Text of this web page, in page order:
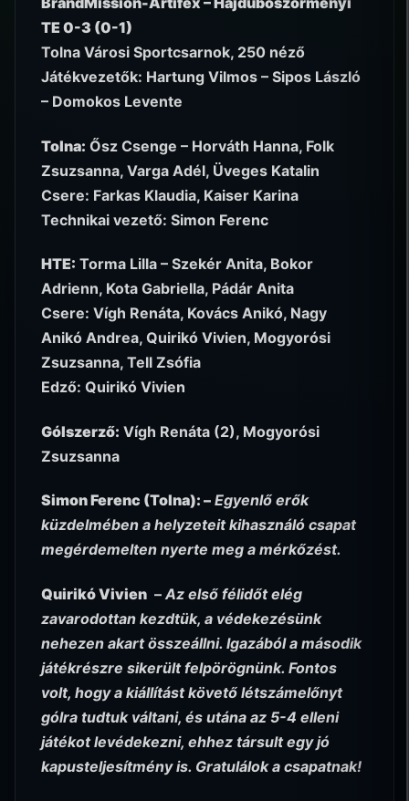
TE 0-3 (0-1)
Tolna Városi Sportcsarnok, 250 néző
Játékvezetők: Hartung Vilmos – Sipos László
– Domokos Levente
Tolna: Ősz Csenge – Horváth Hanna, Folk
Zsuzsanna, Varga Adél, Üveges Katalin
Csere: Farkas Klaudia, Kaiser Karina
Technikai vezető: Simon Ferenc
HTE: Torma Lilla – Szekér Anita, Bokor
Adrienn, Kota Gabriella, Pádár Anita
Csere: Vígh Renáta, Kovács Anikó, Nagy
Anikó Andrea, Quirikó Vivien, Mogyorósi
Zsuzsanna, Tell Zsófia
Edző: Quirikó Vivien
Gólszerző: Vígh Renáta (2), Mogyorósi
Zsuzsanna
Simon Ferenc (Tolna): – Egyenlő erők
küzdelmében a helyzeteit kihasználó csapat
megérdemelten nyerte meg a mérkőzést.
Quirikó Vivien – Az első félidőt elég
zavarodottan kezdtük, a védekezésünk
nehezen akart összeállni. Igazából a második
játékrészre sikerült felpörögnünk. Fontos
volt, hogy a kiállítást követő létszámelőnyt
gólra tudtuk váltani, és utána az 5-4 elleni
játékot levédekezni, ehhez társult egy jó
kapusteljesítmény is. Gratulálok a csapatnak!